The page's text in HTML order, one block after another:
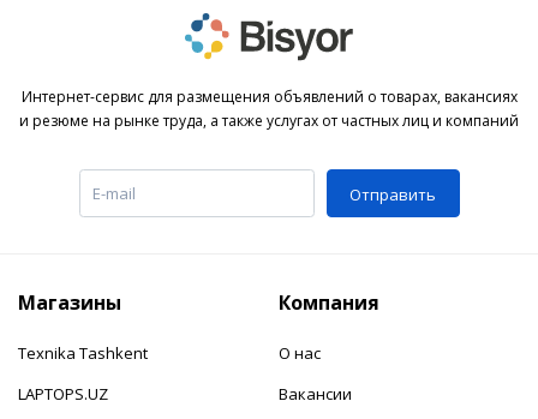
Интернет-сервис для размещения объявлений о товарах, вакансиях
и резюме на рынке труда, а также услугах от частных лиц и компаний
Отправить
Магазины
Texnika Tashkent
LAPTOPS.UZ
Компания
О нас
Вакансии